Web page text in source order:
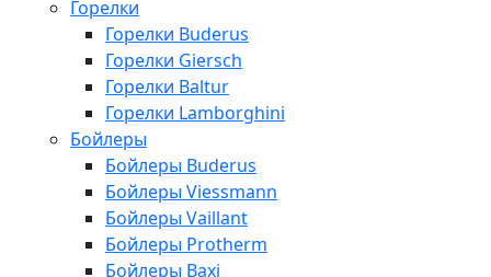
Горелки
Горелки Buderus
Горелки Giersch
Горелки Baltur
Горелки Lamborghini
Бойлеры
Бойлеры Buderus
Бойлеры Viessmann
Бойлеры Vaillant
Бойлеры Protherm
Бойлеры Baxi